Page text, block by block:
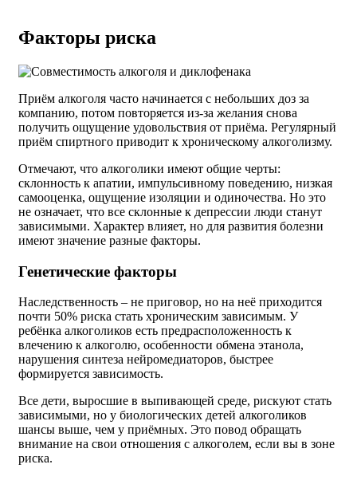
Факторы риска
Приём алкоголя часто начинается с небольших доз за
компанию, потом повторяется из-за желания снова
получить ощущение удовольствия от приёма. Регулярный
приём спиртного приводит к хроническому алкоголизму.
Отмечают, что алкоголики имеют общие черты:
склонность к апатии, импульсивному поведению, низкая
самооценка, ощущение изоляции и одиночества. Но это
не означает, что все склонные к депрессии люди станут
зависимыми. Характер влияет, но для развития болезни
имеют значение разные факторы.
Генетические факторы
Наследственность – не приговор, но на неё приходится
почти 50% риска стать хроническим зависимым. У
ребёнка алкоголиков есть предрасположенность к
влечению к алкоголю, особенности обмена этанола,
нарушения синтеза нейромедиаторов, быстрее
формируется зависимость.
Все дети, выросшие в выпивающей среде, рискуют стать
зависимыми, но у биологических детей алкоголиков
шансы выше, чем у приёмных. Это повод обращать
внимание на свои отношения с алкоголем, если вы в зоне
риска.